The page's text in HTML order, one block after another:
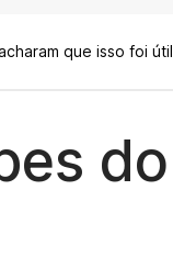
que isso foi útil